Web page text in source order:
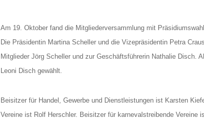
Am 19. Oktober fand die Mitgliederversammlung mit
Die Präsidentin Martina Scheller und die Vizepräsidentin Petra
Mitglieder Jörg Scheller und zur Geschäftsführerin Nathalie Disch.
Leoni Disch gewählt.
Beisitzer für Handel, Gewerbe und Dienstleistungen ist Karsten
Vereine ist Rolf Herschler. Beisitzer für karnevalstreibende